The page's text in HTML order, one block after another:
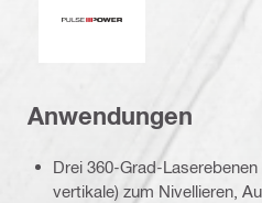
Anwendungen
Drei 360-Grad-
vertikale) zum Nivellieren,